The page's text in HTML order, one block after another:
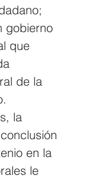
gobierno
que
de la
la
en la
le